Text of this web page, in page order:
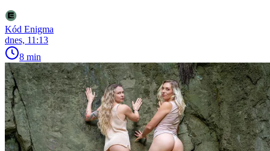
Kód Enigma
dnes, 11:13
8 min